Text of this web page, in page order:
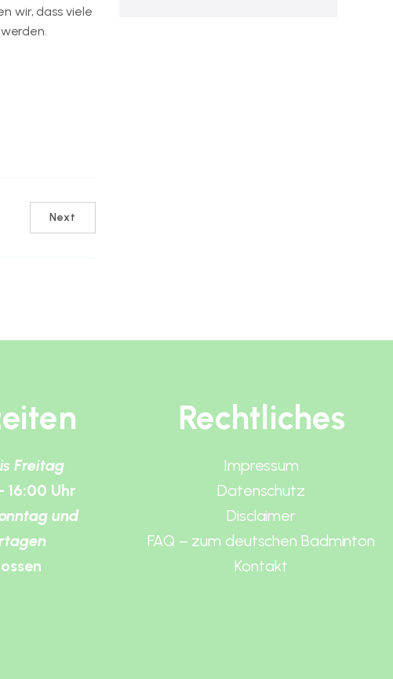
wir, dass viele
Next
Freitag
16:00 Uhr
und
Rechtliches
Impressum
Datenschutz
Disclaimer
FAQ – zum deutschen Badminton
Kontakt